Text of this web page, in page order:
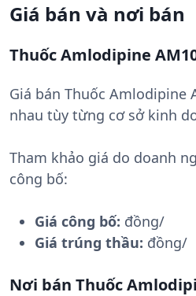
Giá bán và nơi bán
Thuốc Amlodipine
Giá bán Thuốc Amlodipine
nhau tùy từng cơ sở kinh
Tham khảo giá do doanh
công bố:
Giá công bố: đồng/
Giá trúng thầu: đồng/
Nơi bán Thuốc